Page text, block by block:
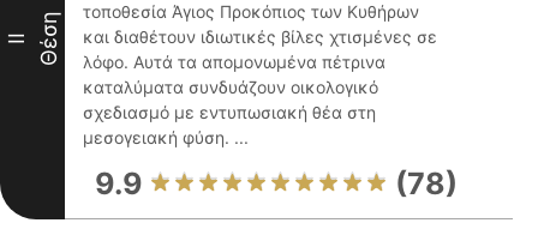
II Θέση
τοποθεσία Άγιος Προκόπιος των Κυθήρων
και διαθέτουν ιδιωτικές βίλες χτισμένες σε
λόφο. Αυτά τα απομονωμένα πέτρινα
καταλύματα συνδυάζουν οικολογικό
σχεδιασμό με εντυπωσιακή θέα στη
μεσογειακή φύση. ...
9.9 (78)